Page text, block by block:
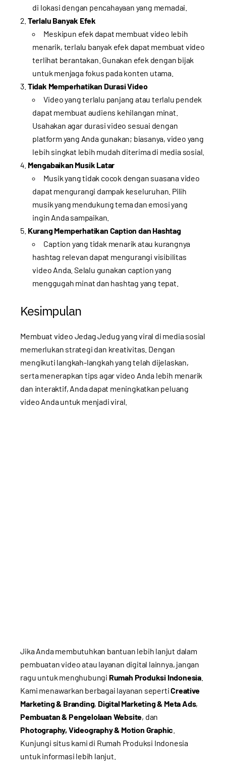
di lokasi dengan pencahayaan yang memadai.
Terlalu Banyak Efek
Meskipun efek dapat membuat video lebih
menarik, terlalu banyak efek dapat membuat video
terlihat berantakan. Gunakan efek dengan bijak
untuk menjaga fokus pada konten utama.
Tidak Memperhatikan Durasi Video
Video yang terlalu panjang atau terlalu pendek
dapat membuat audiens kehilangan minat.
Usahakan agar durasi video sesuai dengan
platform yang Anda gunakan; biasanya, video yang
lebih singkat lebih mudah diterima di media sosial.
Mengabaikan Musik Latar
Musik yang tidak cocok dengan suasana video
dapat mengurangi dampak keseluruhan. Pilih
musik yang mendukung tema dan emosi yang
ingin Anda sampaikan.
Kurang Memperhatikan Caption dan Hashtag
Caption yang tidak menarik atau kurangnya
hashtag relevan dapat mengurangi visibilitas
video Anda. Selalu gunakan caption yang
menggugah minat dan hashtag yang tepat.
Kesimpulan
Membuat video Jedag Jedug yang viral di media sosial
memerlukan strategi dan kreativitas. Dengan
mengikuti langkah-langkah yang telah dijelaskan,
serta menerapkan tips agar video Anda lebih menarik
dan interaktif, Anda dapat meningkatkan peluang
video Anda untuk menjadi viral.
Jika Anda membutuhkan bantuan lebih lanjut dalam
pembuatan video atau layanan digital lainnya, jangan
ragu untuk menghubungi Rumah Produksi Indonesia.
Kami menawarkan berbagai layanan sepertiCreative
Marketing & Branding, Digital Marketing & Meta Ads,
Pembuatan & Pengelolaan Website, dan
Photography, Videography & Motion Graphic
Kunjungi situs kami di Rumah Produksi Indonesia
untuk informasi lebih lanjut.